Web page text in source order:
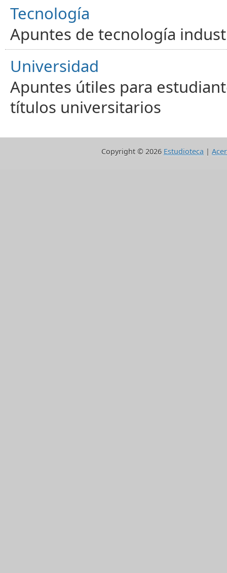
Tecnología
Apuntes de tecnología
Universidad
Apuntes útiles para
títulos universitarios
Copyright © 2026 Estudioteca |